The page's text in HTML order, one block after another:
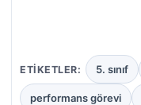
ETIKETLER: 5. sınıf
performans görevi